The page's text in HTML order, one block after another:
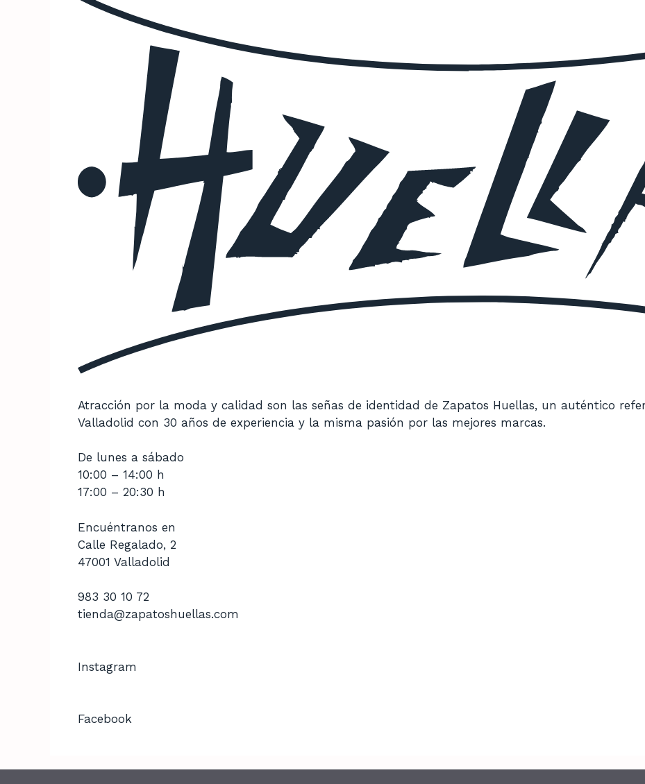
Atracción por la moda y calidad son las señas de identidad de Zapatos Huellas, un auténtico
Valladolid con 30 años de experiencia y la misma pasión por las mejores marcas.
De lunes a sábado
10:00 – 14:00 h
17:00 – 20:30 h
Encuéntranos en
Calle Regalado, 2
47001 Valladolid
983 30 10 72
tienda@zapatoshuellas.com
Instagram
Facebook